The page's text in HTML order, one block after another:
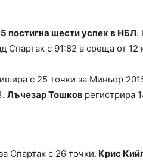
шести успех в НБЛ.
с 91:82 в среща от 12
с 25 точки за Миньор
Лъчезар Тошков регистрира
Спартак с 26 точки. Крис